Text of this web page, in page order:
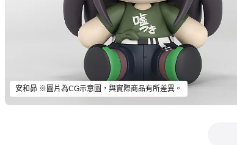
安和昴 ※圖片為CG示意圖，與實際商品有所差異。